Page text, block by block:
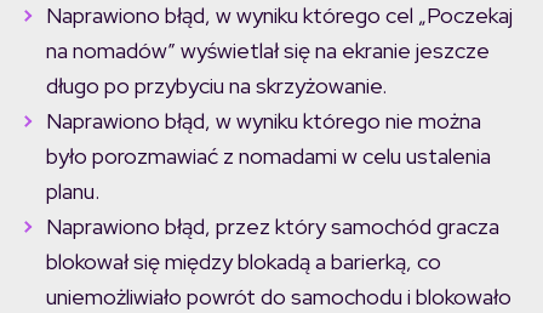
Naprawiono błąd, w wyniku którego cel „Poczekaj
na nomadów” wyświetlał się na ekranie jeszcze
długo po przybyciu na skrzyżowanie.
Naprawiono błąd, w wyniku którego nie można
było porozmawiać z nomadami w celu ustalenia
planu.
Naprawiono błąd, przez który samochód gracza
blokował się między blokadą a barierką, co
uniemożliwiało powrót do samochodu i blokowało